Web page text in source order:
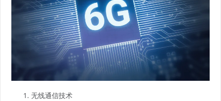
无线通信技术